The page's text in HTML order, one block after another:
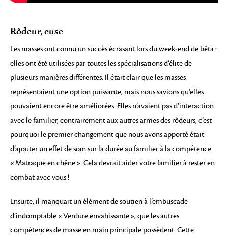
Rôdeur, euse
Les masses ont connu un succès écrasant lors du week-end de bêta :
elles ont été utilisées par toutes les spécialisations d’élite de
plusieurs manières différentes. Il était clair que les masses
représentaient une option puissante, mais nous savions qu’elles
pouvaient encore être améliorées. Elles n’avaient pas d’interaction
avec le familier, contrairement aux autres armes des rôdeurs, c’est
pourquoi le premier changement que nous avons apporté était
d’ajouter un effet de soin sur la durée au familier à la compétence
« Matraque en chêne ». Cela devrait aider votre familier à rester en
combat avec vous !
Ensuite, il manquait un élément de soutien à l’embuscade
d’indomptable « Verdure envahissante », que les autres
compétences de masse en main principale possèdent. Cette